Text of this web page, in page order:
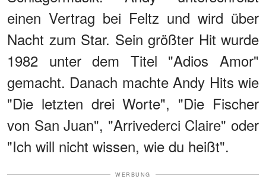
einen Vertrag bei Feltz und wird über
Nacht zum Star. Sein größter Hit wurde
1982 unter dem Titel "Adios Amor"
gemacht. Danach machte Andy Hits wie
"Die letzten drei Worte", "Die Fischer
von San Juan", "Arrivederci Claire" oder
"Ich will nicht wissen, wie du heißt".
WERBUNG